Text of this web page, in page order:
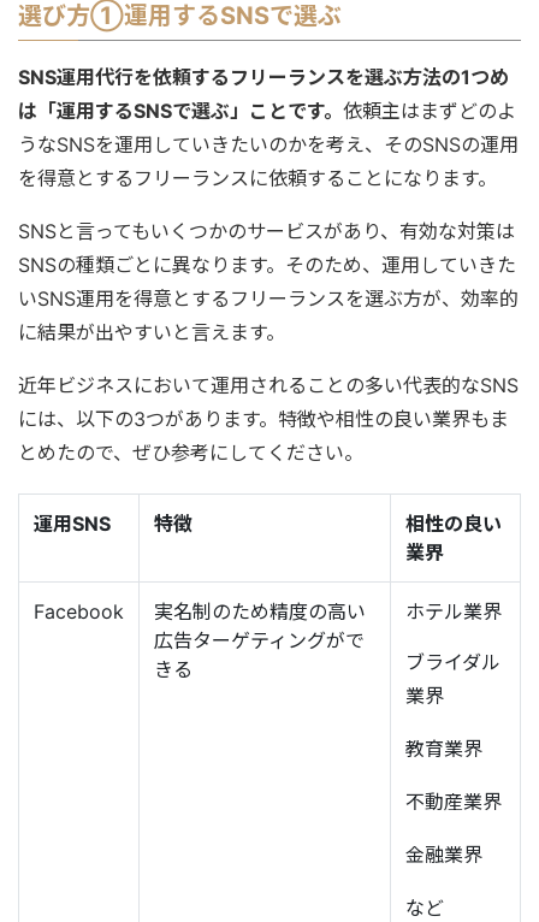
選び方①運用するSNSで選ぶ
SNS運用代行を依頼するフリーランスを選ぶ方法の1つめ
は「運用するSNSで選ぶ」ことです。 依頼主はまずどのよ
うなSNSを運用していきたいのかを考え、そのSNSの運用
を得意とするフリーランスに依頼することになります。
SNSと言ってもいくつかのサービスがあり、有効な対策は
SNSの種類ごとに異なります。そのため、運用していきた
いSNS運用を得意とするフリーランスを選ぶ方が、効率的
に結果が出やすいと言えます。
近年ビジネスにおいて運用されることの多い代表的なSNS
には、以下の3つがあります。特徴や相性の良い業界もま
とめたので、ぜひ参考にしてください。
運用SNS 特徴
相性の良い
業界
Facebook
実名制のため精度の高い
広告ターゲティングがで
きる
ホテル業界
ブライダル
業界
教育業界
不動産業界
金融業界
など